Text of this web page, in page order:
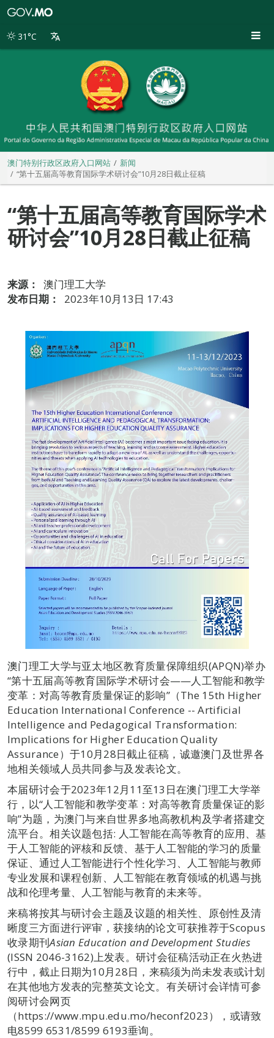
别
31°C
澳门特别行政区政府入口网站
新闻
“第十五届高等教育国际学术研讨会”10月28日截止征稿
“第十五届高等教育国际学术
研讨会”10月28日截止征稿
来源：
澳门理工大学
发布日期：
2023年10月13日 17:43
澳门理工大学与亚太地区教育质量保障组织(APQN)举办
“第十五届高等教育国际学术研讨会——人工智能和教学
变革：对高等教育质量保证的影响”（The 15th Higher
Education International Conference -- Artificial
Intelligence and Pedagogical Transformation:
Implications for Higher Education Quality
Assurance）于10月28日截止征稿，诚邀澳门及世界各
地相关领域人员共同参与及发表论文。
本届研讨会于2023年12月11至13日在澳门理工大学举
行，以“人工智能和教学变革：对高等教育质量保证的影
响”为题，为澳门与来自世界多地高教机构及学者搭建交
流平台。相关议题包括: 人工智能在高等教育的应用、基
于人工智能的评核和反馈、基于人工智能的学习的质量
保证、通过人工智能进行个性化学习、人工智能与教师
专业发展和课程创新、人工智能在教育领域的机遇与挑
战和伦理考量、人工智能与教育的未来等。
来稿将按其与研讨会主题及议题的相关性、原创性及清
晰度三方面进行评审，获接纳的论文可获推荐于Scopus
收录期刊Asian Education and Development Studies
(ISSN 2046-3162)上发表。研讨会征稿活动正在火热进
行中，截止日期为10月28日，来稿须为尚未发表或计划
在其他地方发表的完整英文论文。有关研讨会详情可参
阅研讨会网页
（https://www.mpu.edu.mo/heconf2023），或请致
电8599 6531/8599 6193垂询。